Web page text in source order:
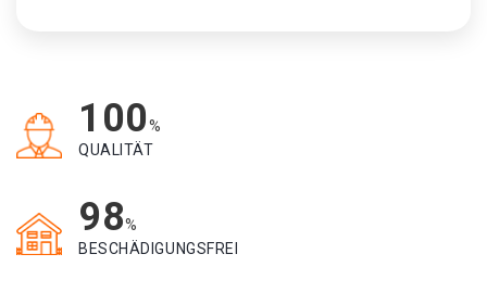
100%
QUALITÄT
98%
BESCHÄDIGUNGSFREI